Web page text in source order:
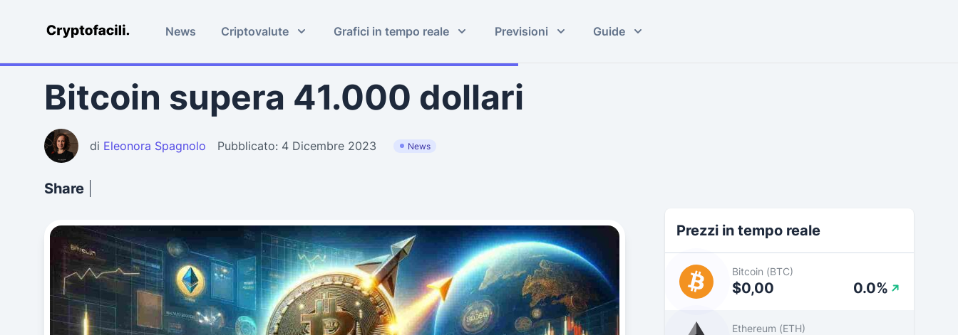
Cryptofacili.com News Criptovalute Grafici in tempo reale Previsioni Guide
Bitcoin supera 41.000 dollari
di Eleonora Spagnolo Pubblicato: 4 Dicembre 2023 News
Share
Prezzi in tempo reale
Bitcoin (BTC)
$0,00 0.0%
Ethereum (ETH)